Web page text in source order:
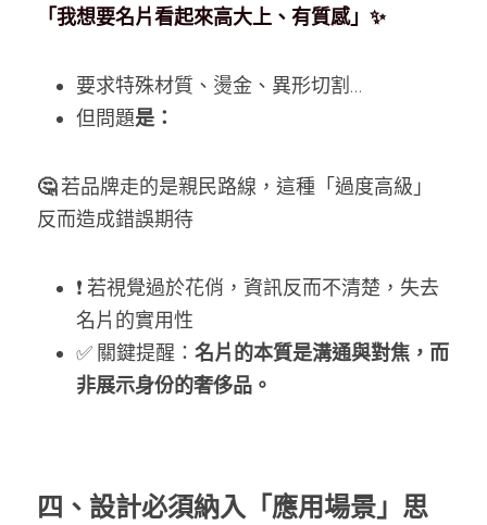
「我想要名片看起來高大上、有質感」✨
要求特殊材質、燙金、異形切割...
但問題是：
🤔 若品牌走的是親民路線，這種「過度高級」
反而造成錯誤期待
❗ 若視覺過於花俏，資訊反而不清楚，失去
名片的實用性
✅ 關鍵提醒： 名片的本質是溝通與對焦，而
非展示身份的奢侈品。
四、設計必須納入「應用場景」思